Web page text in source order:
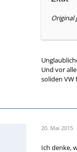
Original
Und vor
soliden VW
20. Mai 2015
Ich denke,